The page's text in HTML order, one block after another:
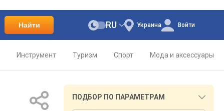
Найти Украина
RU Войти
Инструмент Туризм Спорт Мода и аксессуары
ПОДБОР ПО ПАРАМЕТРАМ